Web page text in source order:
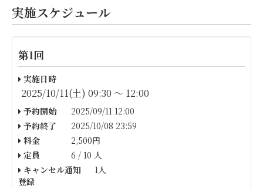
実施スケジュール
第1回
実施日時
2025/10/11(土) 09:30 〜 12:00
予約開始
2025/09/11 12:00
予約終了
2025/10/08 23:59
料金
2,500円
定員
6 / 10 人
キャンセル通知
登録
1人